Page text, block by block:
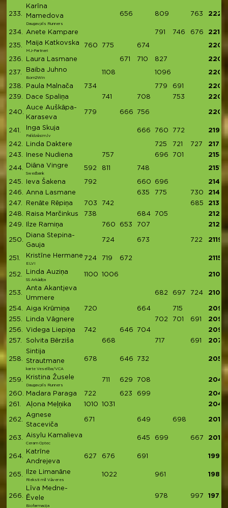
233.
Karīna
Mamedova
Daugavpils Runners
656 809 763 2228
234. Anete Kampare 791 746 676 2213
235. Maija Katkovska
MJ-Partneri
760 775 674 2209
236. Laura Lasmane 671 710 827 2208
237. Baiba Juhno
Born2Win
1108 1096 2204
238. Paula Malnača 734 779 691
2204
239.
Dace Spaliņa 741 708 753 2202
240.
Auce Auškāpa-
Karaseva
779 666 756 2201
241. Inga Skuja
Palīdzēsim.lv
666 760 772 2198
242. Linda Daktere 725 721 727
2173
243.
Inese Nudiena 757 696 701 2154
244. Diāna Vingre
Swedbank
592 811 748 2151
245. Ieva Šakena 792 660 696
2148
246.
Anna Lasmane 635 775 730
2140
247.
Renāte Rēpiņa 703 742 685
2130
248.
Raisa Marčinkus 738 684 705
2127
249.
Ilze Ramiņa 760 653 707 2120
250.
Diana Stepina-
Gauja
724 673 722 2119
251. Kristīne Hermane
ELVI
724 719 672 2115
252. Linda Auziņa
SS Arkādija
1100 1006 2106
253.
Anta Akantjeva
Ummere
682 697 724 2103
254. Aiga Krūmiņa 720 664 715
2099
255.
Linda Vāgnere 702 701 691
2094
256.
Videga Liepiņa 742 646 704
2092
257.
Solvita Bērziša 668 717 691 2076
258.
Sintija
Strautmane
karte Veselība/VCA
678 646 732 2056
259. Kristina Žusele
Daugavpils Runners
711 629 708 2048
260. Madara Paraga 722 623 699
2044
261.
Aļona Meļņika 1010 1031 2041
262.
Agnese
Staceviča
671 649 698 2018
263. Aisylu Kamalieva
Ceram Optec
645 699 667 2011
264.
Katrīne
Andrejeva
627 676 691 1994
265. Ilze Limanāne
Rieksti mīl Vāveres
1022 961 1983
266.
Līva Medne-
Ēvele
Biofarmacija
978 997 1975